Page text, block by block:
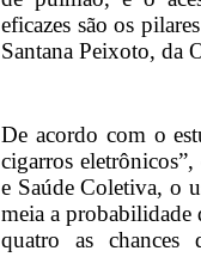
eficazes são os
Santana Peixoto, da
De acordo com o
cigarros
e Saúde Coletiva, o
meia a probabilidade
quatro as chances